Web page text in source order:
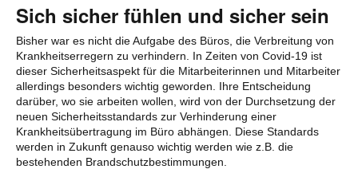
Sich sicher fühlen und sicher sein
Bisher war es nicht die Aufgabe des Büros, die Verbreitung von
Krankheitserregern zu verhindern. In Zeiten von Covid-19 ist
dieser Sicherheitsaspekt für die Mitarbeiterinnen und Mitarbeiter
allerdings besonders wichtig geworden. Ihre Entscheidung
darüber, wo sie arbeiten wollen, wird von der Durchsetzung der
neuen Sicherheitsstandards zur Verhinderung einer
Krankheitsübertragung im Büro abhängen. Diese Standards
werden in Zukunft genauso wichtig werden wie z.B. die
bestehenden Brandschutzbestimmungen.